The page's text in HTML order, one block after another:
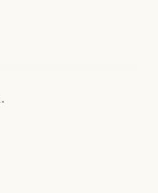
som de
in uppgifter.
metod